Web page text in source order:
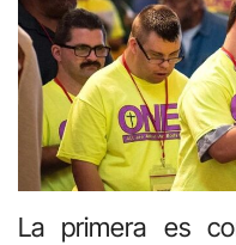
La primera es